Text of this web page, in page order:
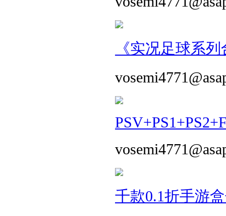
《实况足球系
千款0.1折手游